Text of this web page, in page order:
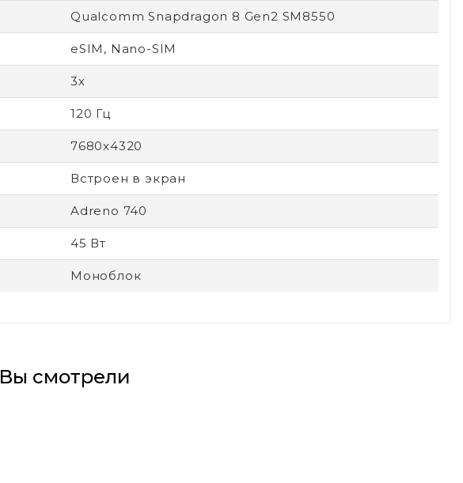
Qualcomm Snapdragon 8 Gen2 SM8550
eSIM, Nano-SIM
3х
120 Гц
7680x4320
Встроен в экран
Adreno 740
45 Вт
Моноблок
Вы смотрели